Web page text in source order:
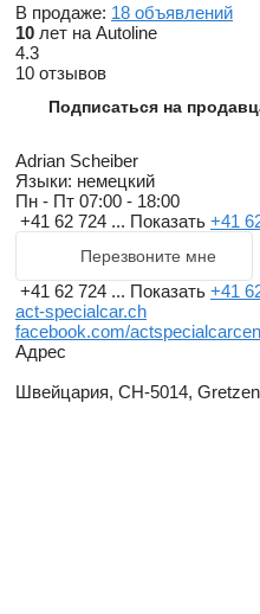
В продаже: 18 объявлений
10 лет на Autoline
4.3
10 отзывов
Подписаться на
Adrian Scheiber
Языки: немецкий
Пн - Пт 07:00 - 18:00
+41 62 724 ... Показать +41
Перезвоните мне
+41 62 724 ... Показать +41
act-specialcar.ch
facebook.com/
Адрес
Швейцария, CH-5014,